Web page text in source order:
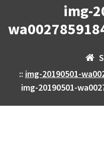
img-
:: img-20190501-
img-20190501-